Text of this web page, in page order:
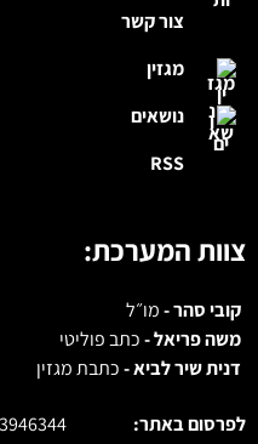
צור קשר
מגזין
נושאים
RSS
צוות המערכת:
קובי סהר -מו״ל
משה פריאל -כתב פוליטי
דנית שיר לביא -כתבת מגזין
לפרסום באתר: